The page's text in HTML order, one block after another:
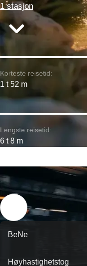
1 stasjon
Korteste reisetid:
1 t 52 m
Lengste reisetid:
6 t 8 m
BeNe
Høyhastighetstog